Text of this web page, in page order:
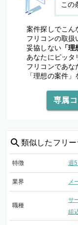
この
案件探しでこん
フリコンの取扱
妥協しない「理
あなたにピッタ
フリコンであな
「理想の案件
専属
類似した フリ
特徴 週5
業界 メ
職種
サ
組